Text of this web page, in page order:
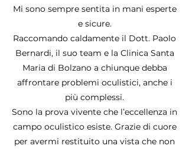
Mi sono sempre sentita in mani esperte
e sicure.
Raccomando caldamente il Dott. Paolo
Bernardi, il suo team e la Clinica Santa
Maria di Bolzano a chiunque debba
affrontare problemi oculistici, anche i
più complessi.
Sono la prova vivente che l’eccellenza in
campo oculistico esiste. Grazie di cuore
per avermi restituito una vista che non